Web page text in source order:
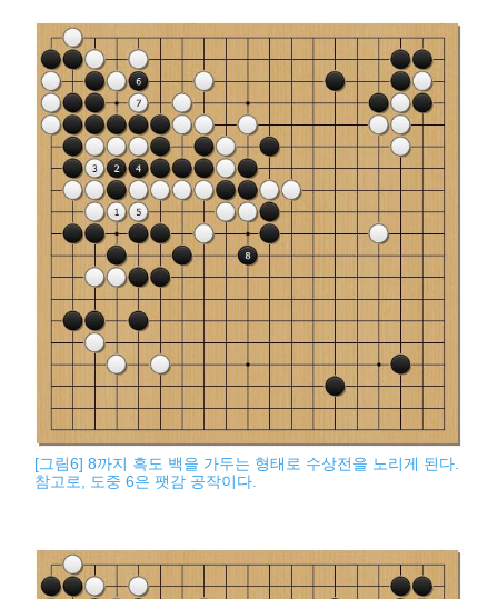
[그림6] 8까지 흑도 백을 가두는 형태로 수상전을 노리게 된다.
참고로, 도중 6은 팻감 공작이다.